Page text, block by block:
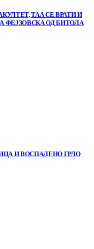
ТАА СЕ ВРАТИ И
ФЕЈЗОВСКА ОД БИТОЛА
И ВОСПАЛЕНО ГРЛО